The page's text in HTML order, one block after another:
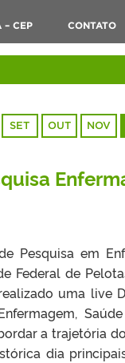
– CEP CONTATO
SET OUT NOV
Pesquisa em
Federal de
uma live
a trajetória
dia